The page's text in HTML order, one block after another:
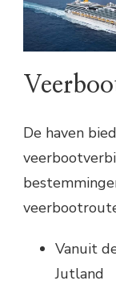
De haven
Vanuit
Jutland